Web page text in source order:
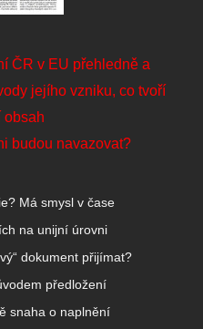
ČR v EU přehledně a
jejího vzniku, co tvoří
obsah
budou navazovat?
Má smysl v čase
na unijní úrovni
dokument přijímat?
předložení
snaha o naplnění